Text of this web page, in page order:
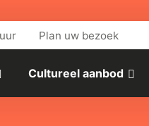
Plan uw bezoek
Cultureel aanbod